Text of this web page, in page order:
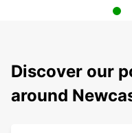
Discover our
around